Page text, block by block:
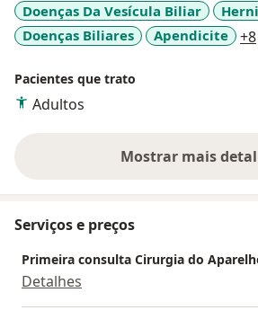
Doenças Da Vesícula Biliar
Doenças Biliares
Apendicite +8
Pacientes que trato
Adultos
Mostrar maissobre a
Serviços e preços
Primeira consulta Cirurgia do
Detalhes